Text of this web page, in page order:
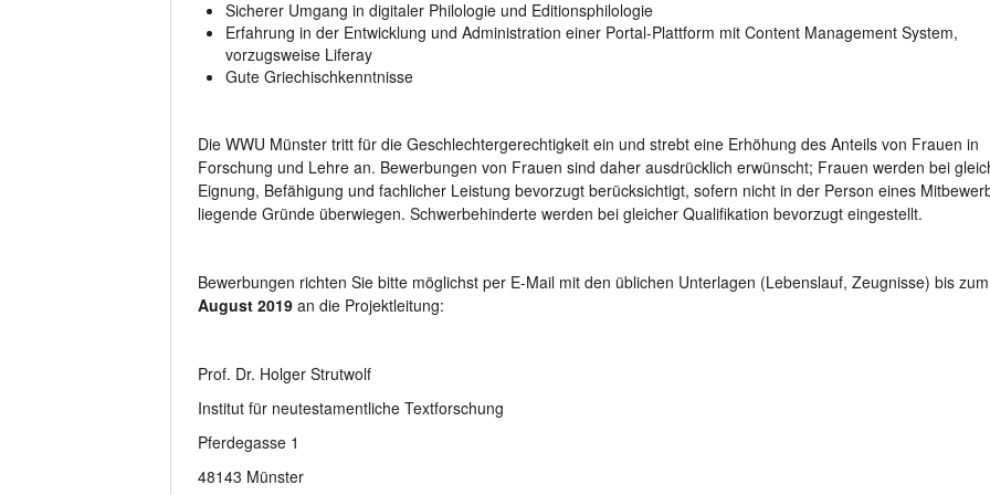
Sicherer Umgang in digitaler Philologie und Editionsphilologie
Erfahrung in der Entwicklung und Administration einer Portal-Plattform mit Content Management System,
vorzugsweise Liferay
Gute Griechischkenntnisse
Die WWU Münster tritt für die Geschlechtergerechtigkeit ein und strebt eine Erhöhung des Anteils von Frauen in
Forschung und Lehre an. Bewerbungen von Frauen sind daher ausdrücklich erwünscht; Frauen werden bei
Eignung, Befähigung und fachlicher Leistung bevorzugt berücksichtigt, sofern nicht in der Person eines
liegende Gründe überwiegen. Schwerbehinderte werden bei gleicher Qualifikation bevorzugt eingestellt.
Bewerbungen richten Sie bitte möglichst per E-Mail mit den üblichen Unterlagen (Lebenslauf, Zeugnisse) bis zum
August 2019 an die Projektleitung:
Prof. Dr. Holger Strutwolf
Institut für neutestamentliche Textforschung
Pferdegasse 1
48143 Münster